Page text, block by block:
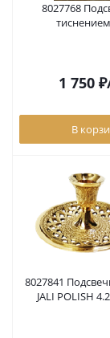
8027768
1 750 ₽
В
8027841
JALI POLISH